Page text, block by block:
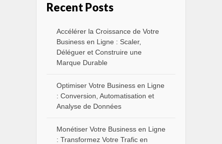
Recent Posts
Accélérer la Croissance de Votre
Business en Ligne : Scaler,
Déléguer et Construire une
Marque Durable
Optimiser Votre Business en Ligne
: Conversion, Automatisation et
Analyse de Données
Monétiser Votre Business en Ligne
: Transformez Votre Trafic en